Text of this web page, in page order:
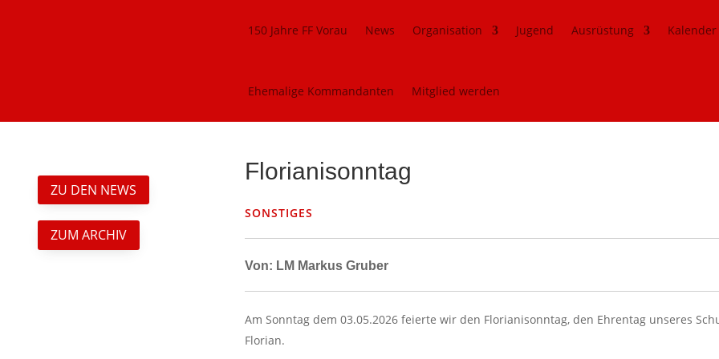
150 Jahre FF Vorau News Organisation Jugend Ausrüstung Kalender
Ehemalige Kommandanten Mitglied werden
ZU DEN NEWS
ZUM ARCHIV
Florianisonntag
SONSTIGES
Von: LM Markus Gruber
Am Sonntag dem 03.05.2026 feierte wir den Florianisonntag, den Ehrentag unseres
Florian.